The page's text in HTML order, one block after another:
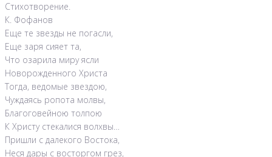
Стихотворение.
К. Фофанов
Еще те звезды не погасли,
Еще заря сияет та,
Что озарила миру ясли
Новорожденного Христа
Тогда, ведомые звездою,
Чуждаясь ропота молвы,
Благоговейною толпою
К Христу стекалися волхвы…
Пришли с далекого Востока,
Неся дары с восторгом грез,